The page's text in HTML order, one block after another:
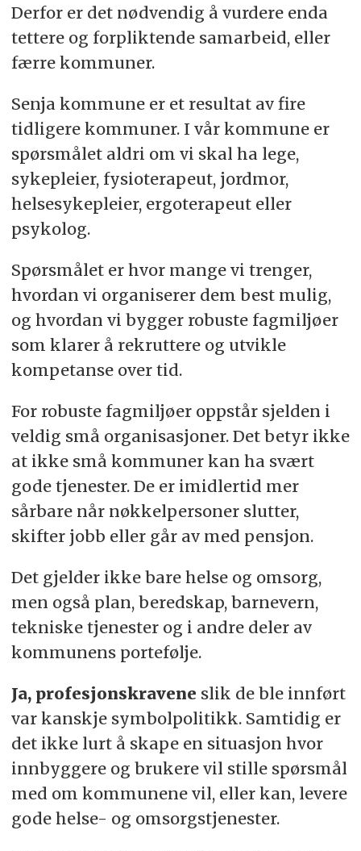
Derfor er det nødvendig å vurdere enda
tettere og forpliktende samarbeid, eller
færre kommuner.
Senja kommune er et resultat av fire
tidligere kommuner. I vår kommune er
spørsmålet aldri om vi skal ha lege,
sykepleier, fysioterapeut, jordmor,
helsesykepleier, ergoterapeut eller
psykolog.
Spørsmålet er hvor mange vi trenger,
hvordan vi organiserer dem best mulig,
og hvordan vi bygger robuste fagmiljøer
som klarer å rekruttere og utvikle
kompetanse over tid.
For robuste fagmiljøer oppstår sjelden i
veldig små organisasjoner. Det betyr ikke
at ikke små kommuner kan ha svært
gode tjenester. De er imidlertid mer
sårbare når nøkkelpersoner slutter,
skifter jobb eller går av med pensjon.
Det gjelder ikke bare helse og omsorg,
men også plan, beredskap, barnevern,
tekniske tjenester og i andre deler av
kommunens portefølje.
Ja, profesjonskravene slik de ble innført
var kanskje symbolpolitikk. Samtidig er
det ikke lurt å skape en situasjon hvor
innbyggere og brukere vil stille spørsmål
med om kommunene vil, eller kan, levere
gode helse- og omsorgstjenester.